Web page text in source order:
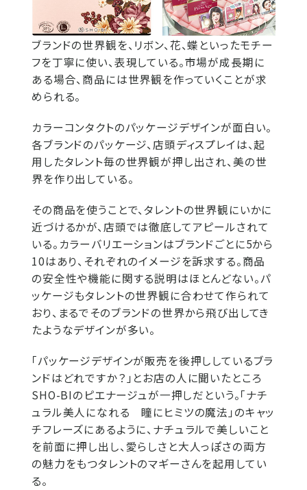
ブランドの世界観を、リボン、花、蝶といったモチー
フを丁寧に使い、表現している。市場が成長期に
ある場合、商品には世界観を作っていくことが求
められる。
カラーコンタクトのパッケージデザインが面白い。
各ブランドのパッケージ、店頭ディスプレイは、起
用したタレント毎の世界観が押し出され、美の世
界を作り出している。
その商品を使うことで、タレントの世界観にいかに
近づけるかが、店頭では徹底してアピールされて
いる。カラーバリエーションはブランドごとに5から
10はあり、それぞれのイメージを訴求する。商品
の安全性や機能に関する説明はほとんどない。パ
ッケージもタレントの世界観に合わせて作られて
おり、まるでそのブランドの世界から飛び出してき
たようなデザインが多い。
「パッケージデザインが販売を後押ししているブラ
ンドはどれですか？」とお店の人に聞いたところ
SHO-BIのピエナージュが一押しだという。「ナチ
ュラル美人になれる 瞳にヒミツの魔法」のキャッ
チフレーズにあるように、ナチュラルで美しいこと
を前面に押し出し、愛らしさと大人っぽさの両方
の魅力をもつタレントのマギーさんを起用してい
る。